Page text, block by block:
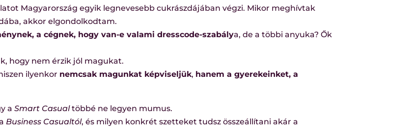
Magyarország egyik legnevesebb cukrászdájában végzi. Mikor meghívtak
akkor elgondolkodtam.
a cégnek, hogy van-e valami dresscode-szabálya, de a többi anyuka? Ők
hogy nem érzik jól magukat.
ilyenkor nemcsak magunkat képviseljük, hanem a gyerekeinket, a
aSmart Casualtöbbé ne legyen mumus.
Business Casualtól, és milyen konkrét szetteket tudsz összeállítani akár a